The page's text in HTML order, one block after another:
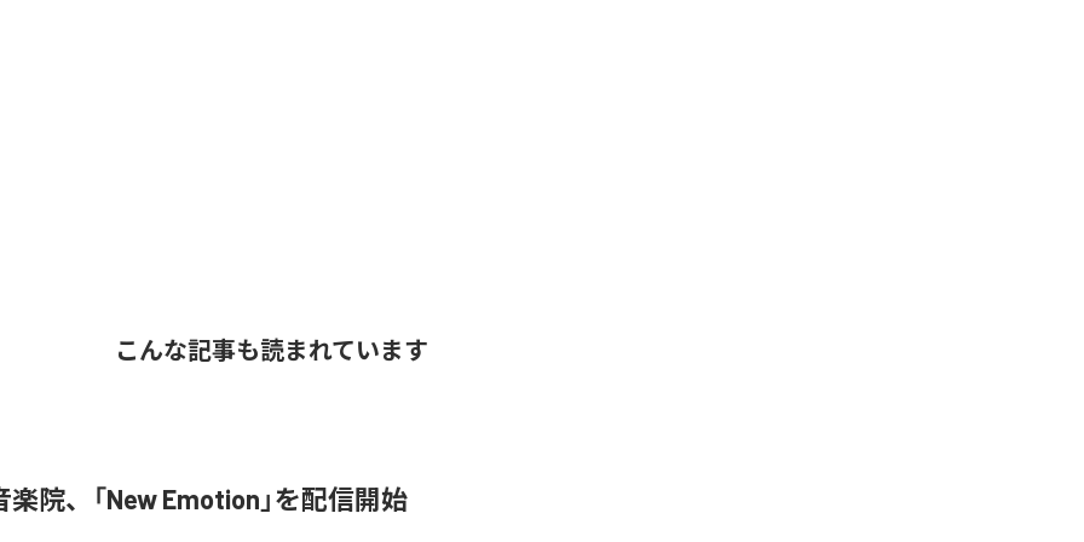
こんな記事も読まれています
院、「New Emotion」を配信開始